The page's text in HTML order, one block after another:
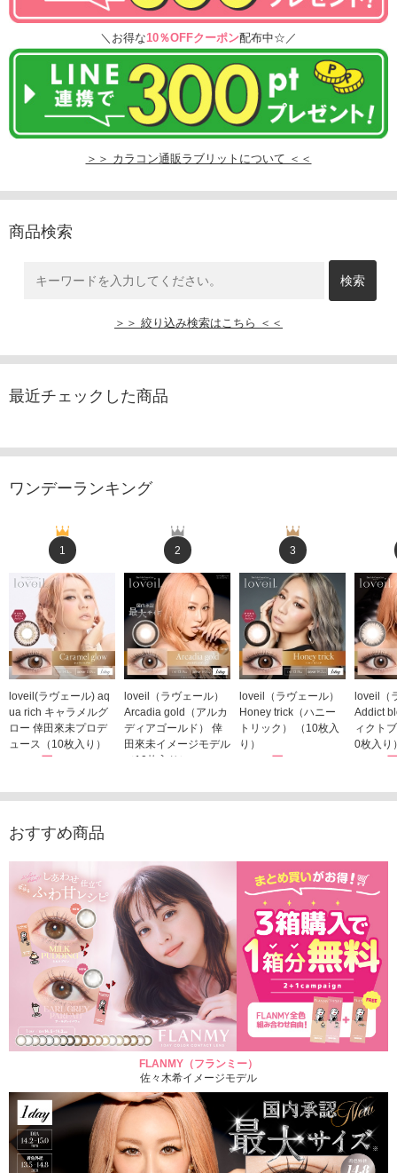
＼お得な10％OFFクーポン配布中☆／
＞＞ カラコン通販ラブリットについて ＜＜
商品検索
＞＞ 絞り込み検索はこちら ＜＜
最近チェックした商品
ワンデーランキング
1
loveil(ラヴェール) aq
ua rich キャラメルグ
ロー 倖田來未プロデ
ュース（10枚入り）
1,760円
2
loveil（ラヴェール）
Arcadia gold（アルカ
ディアゴールド） 倖
田來未イメージモデル
（10枚入り）
3
loveil（ラヴェール）
Honey trick（ハニー
トリック） （10枚入
り）
1,760円
loveil（
Addict
ィクト
0枚入り
1,760
おすすめ商品
FLANMY（フランミー）
佐々木希イメージモデル